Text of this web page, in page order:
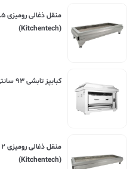
(Kitchentech)
کبابپز تابشی ۹۳ سانتی Kitchentech
(Kitchentech)